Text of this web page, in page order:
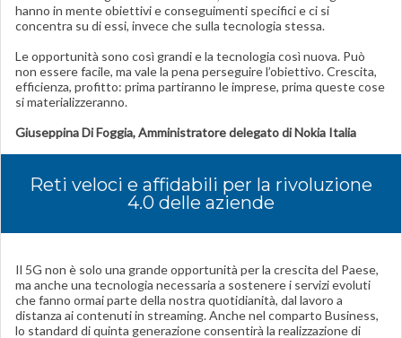
hanno in mente obiettivi e conseguimenti specifici e ci si
concentra su di essi, invece che sulla tecnologia stessa.
Le opportunità sono così grandi e la tecnologia così nuova. Può
non essere facile, ma vale la pena perseguire l’obiettivo. Crescita,
efficienza, profitto: prima partiranno le imprese, prima queste cose
si materializzeranno.
Giuseppina Di Foggia, Amministratore delegato di Nokia Italia
Reti veloci e affidabili per la rivoluzione
4.0 delle aziende
Il 5G non è solo una grande opportunità per la crescita del Paese,
ma anche una tecnologia necessaria a sostenere i servizi evoluti
che fanno ormai parte della nostra quotidianità, dal lavoro a
distanza ai contenuti in streaming. Anche nel comparto Business,
lo standard di quinta generazione consentirà la realizzazione di